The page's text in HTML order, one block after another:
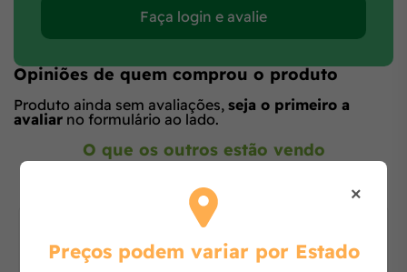
Faça login e avalie
Opiniões de quem comprou o produto
Produto ainda sem avaliações, seja o primeiro a
avaliar no formulário ao lado.
O que os outros estão vendo
×
Preços podem variar por Estado